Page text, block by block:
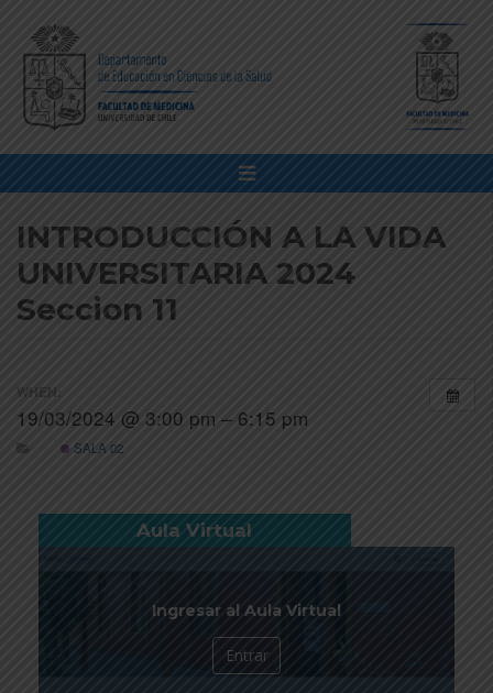
INTRODUCCIÓN A LA VIDA
UNIVERSITARIA 2024
Seccion 11
WHEN:
19/03/2024 @ 3:00 pm – 6:15 pm
SALA 02
Aula Virtual
Ingresar al Aula Virtual
Entrar